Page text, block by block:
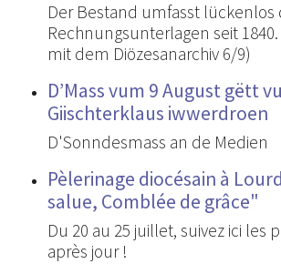
Der Bestand umfasst lückenlos
Rechnungsunterlagen seit
mit dem Diözesanarchiv 6/9)
D’Mass vum 9 August gëtt
Giischterklaus iwwerdroen
D'Sonndesmass an de Medien
Pèlerinage diocésain à
salue, Comblée de grâce"
Du 20 au 25 juillet, suivez ici les
après jour !